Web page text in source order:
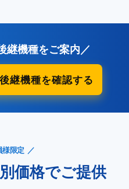
継機種をご案内／
継機種を確認する
様限定
価格でご提供